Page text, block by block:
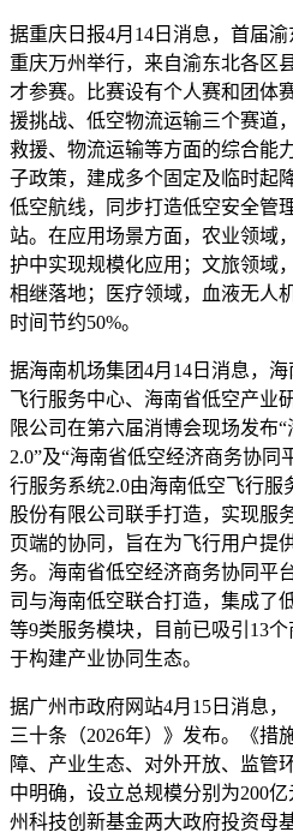
据重庆日报4月14日消息，首届
重庆万州举行，来自渝东北各区
才参赛。比赛设有个人赛和团体
援挑战、低空物流运输三个赛道
救援、物流运输等方面的综合能
子政策，建成多个固定及临时起
低空航线，同步打造低空安全管
站。在应用场景方面，农业领域
护中实现规模化应用；文旅领域
相继落地；医疗领域，血液无人
时间节约50%。
据海南机场集团4月14日消息，
飞行服务中心、海南省低空产业
限公司在第六届消博会现场发布
2.0”及“海南省低空经济商务协同
行服务系统2.0由海南低空飞行服
股份有限公司联手打造，实现服
页端的协同，旨在为飞行用户提
务。海南省低空经济商务协同平
司与海南低空联合打造，集成了
等9类服务模块，目前已吸引13
于构建产业协同生态。
据广州市政府网站4月15日消息
三十条（2026年）》发布。《措
障、产业生态、对外开放、监管
中明确，设立总规模分别为200
州科技创新基金两大政府投资母